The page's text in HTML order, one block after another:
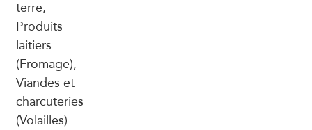
terre,
Produits
laitiers
(Fromage),
Viandes et
charcuteries
(Volailles)